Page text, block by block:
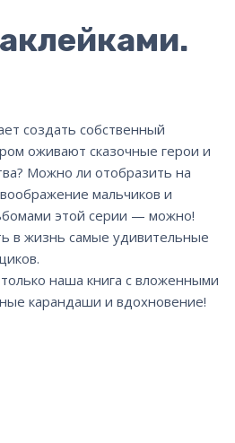
создать собственный
оживают сказочные герои и
Можно ли отобразить на
мальчиков и
этой серии — можно!
в жизнь самые удивительные
наша книга с вложенными
карандаши и вдохновение!